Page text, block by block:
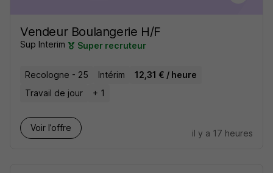
Vendeur Boulangerie H/F
Sup Interim Super recruteur
Recologne - 25 Intérim
12,31 € / heure
Travail de jour
+ 1
Voir l’offre
il y a 17 heures